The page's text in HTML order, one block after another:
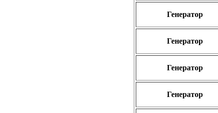
Генератор
Генератор
Генератор
Генератор